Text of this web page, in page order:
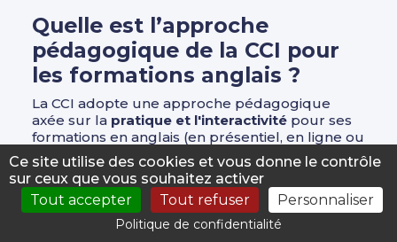
Quelle est l’approche
pédagogique de la CCI pour
les formations anglais ?
La CCI adopte une approche pédagogique
axée sur la pratique et l'interactivité pour ses
formations en anglais (en présentiel, en ligne ou
à distance). Les cours sont dispensés par des
formateurs expérimentés et qualifiés qui
utilisent des méthodes d'enseignement
modernes et efficaces. Les apprenants sont
encouragés àparticiper activement
Ce site utilise des cookies et vous donne le contrôle
sur ceux que vous souhaitez activer
Tout accepter
Tout refuser Personnaliser
Politique de confidentialité